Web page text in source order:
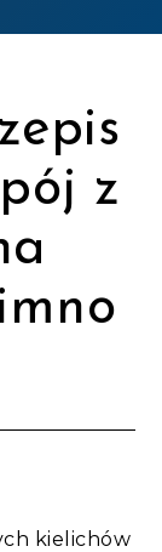
z
kielichów